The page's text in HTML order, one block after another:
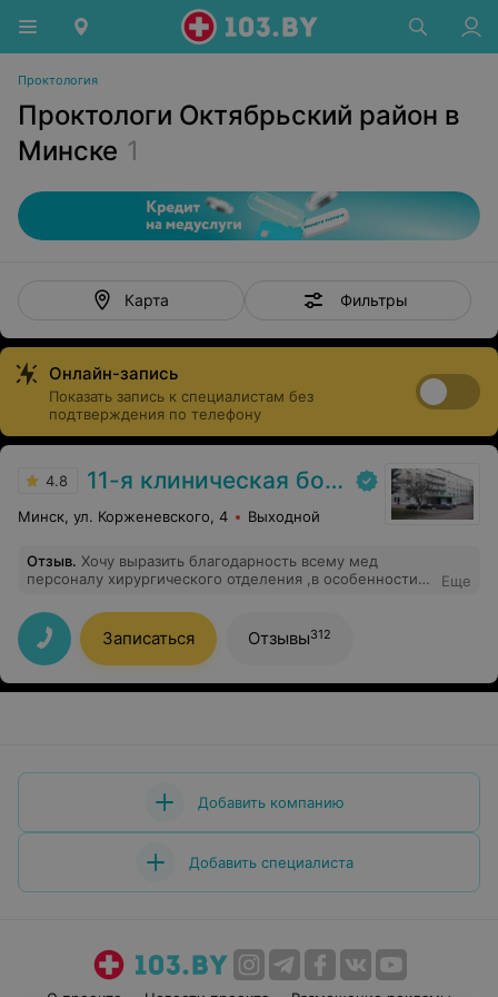
Проктология
Проктологи Октябрьский район в
Минске 1
Карта Фильтры
Онлайн-запись
Показать запись к специалистам без
подтверждения по телефону
4.8 11-я клиническая больница
Минск, ул. Корженевского, 4 Выходной
Отзыв. Хочу выразить благодарность всему мед
персоналу хирургического отделения ,в особенности К
.Спасибо вам за оказанную помощь ,за
профессионализм в своем деле .Всего вам наилучшего
и только благодарных пациентов
Еще
Записаться Отзывы312
Добавить компанию
Добавить специалиста